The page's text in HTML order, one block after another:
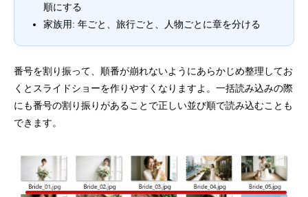
順にする
家族用: 年ごと、旅行ごと、人物ごとに章を分ける
番号を割り振って、順番が崩れないようにあらかじめ整理してお
くとスライドショーを作りやすくなりますよ。一括読み込みの際
にも番号の割り振りがあることで正しい並び順で読み込むことも
できます。